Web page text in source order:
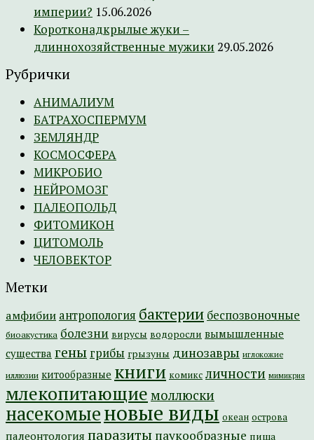
империи? 15.06.2026
Коротконадкрылые жуки –
длиннохозяйственные мужики 29.05.2026
Рубрички
АНИМАЛИУМ
БАТРАХОСПЕРМУМ
ЗЕМЛЯНДР
КОСМОСФЕРА
МИКРОБИО
НЕЙРОМОЗГ
ПАЛЕОПОЛЬД
ФИТОМИКОН
ЦИТОМОЛЬ
ЧЕЛОВЕКТОР
Метки
амфибии антропология бактерии беспозвоночные
биоакустика болезни вирусы водоросли вымышленные
существа гены грибы грызуны динозавры иглокожие
иллюзии китообразные книги комикс личности мимикрия
млекопитающие моллюски
насекомыеновые виды океан острова
палеонтология паразиты паукообразные пища